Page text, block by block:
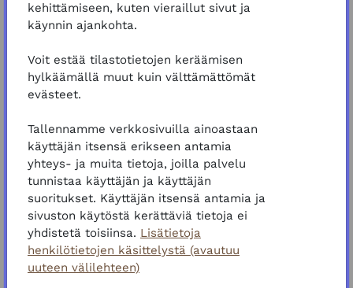
Koulutus kannattaa suorittaa kirjautuneena, jos:
osioissa.
Haluat, että etenemisesi ja suorituksesi
jää muistiin.
Rekisteröidy palvelun käyttäjäksi.
Varmista, että olet kirjautunut sisään.
Lisää itsesi koulutuksen opiskelijaksi
koulutuksen aloittamista"Lisää minut tähän
koulutukseen" -painikkeesta. Löydät
painikkeen koulutuksen yläpalkista.
Tämän koulutuksen suorittamisesta ei ole
kehittämiseen, kuten vieraillut sivut ja
käynnin ajankohta.
Voit estää tilastotietojen keräämisen
hylkäämällä muut kuin välttämättömät
evästeet.
Tallennamme verkkosivuilla ainoastaan
käyttäjän itsensä erikseen antamia
yhteys- ja muita tietoja, joilla palvelu
tunnistaa käyttäjän ja käyttäjän
suoritukset. Käyttäjän itsensä antamia ja
sivuston käytöstä kerättäviä tietoja ei
yhdistetä toisiinsa. Lisätietoja
henkilötietojen käsittelystä (avautuu
uuteen välilehteen)